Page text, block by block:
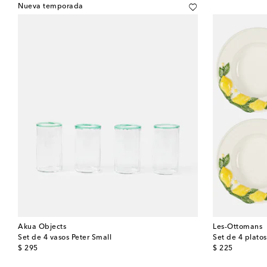
Nueva temporada
Akua Objects
Set de 4 vasos Peter Small
$ 295
original price
Les-Ottomans
Set de 4
$ 225
original price